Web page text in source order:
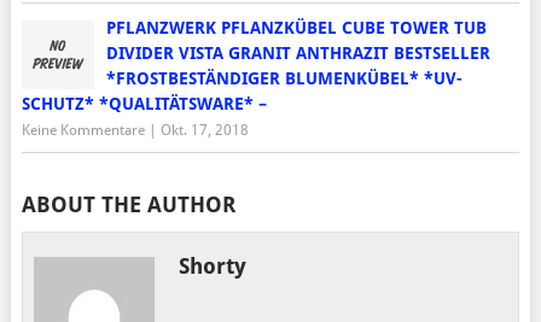
PFLANZWERK PFLANZKÜBEL CUBE TOWER TUB
DIVIDER VISTA GRANIT ANTHRAZIT BESTSELLER
*FROSTBESTÄNDIGER BLUMENKÜBEL* *UV-
SCHUTZ* *QUALITÄTSWARE* –
Keine Kommentare| Okt. 17, 2018
ABOUT THE AUTHOR
Shorty